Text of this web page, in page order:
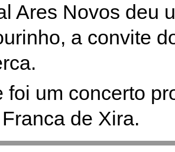
Ares Novos deu
a convite
foi um concerto
de Xira.